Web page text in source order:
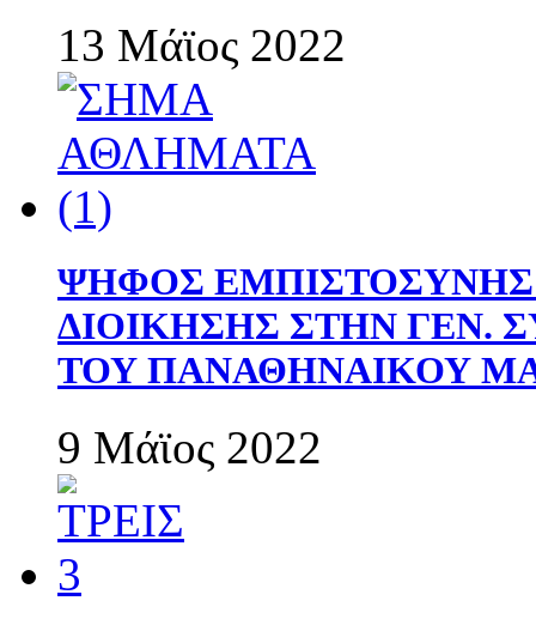
13 Μάϊος 2022
ΨΗΦΟΣ
ΔΙΟΙΚΗΣΗΣ ΣΤΗΝ ΓΕΝ.
ΤΟΥ ΠΑΝΑΘΗΝΑΙΚΟΥ
9 Μάϊος 2022